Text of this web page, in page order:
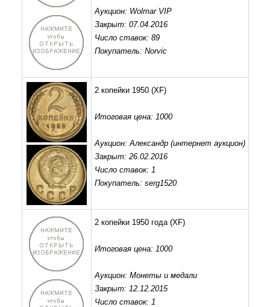
Аукцион: Wolmar VIP
Закрыт: 07.04.2016
Число ставок: 89
Покупатель: Norvic
2 копейки 1950(XF)
Итоговая цена: 1000
Аукцион: Александр (интернет аукцион)
Закрыт: 26.02.2016
Число ставок: 1
Покупатель: serg1520
2 копейки 1950 года(XF)
Итоговая цена: 1000
Аукцион: Монеты и медали
Закрыт: 12.12.2015
Число ставок: 1